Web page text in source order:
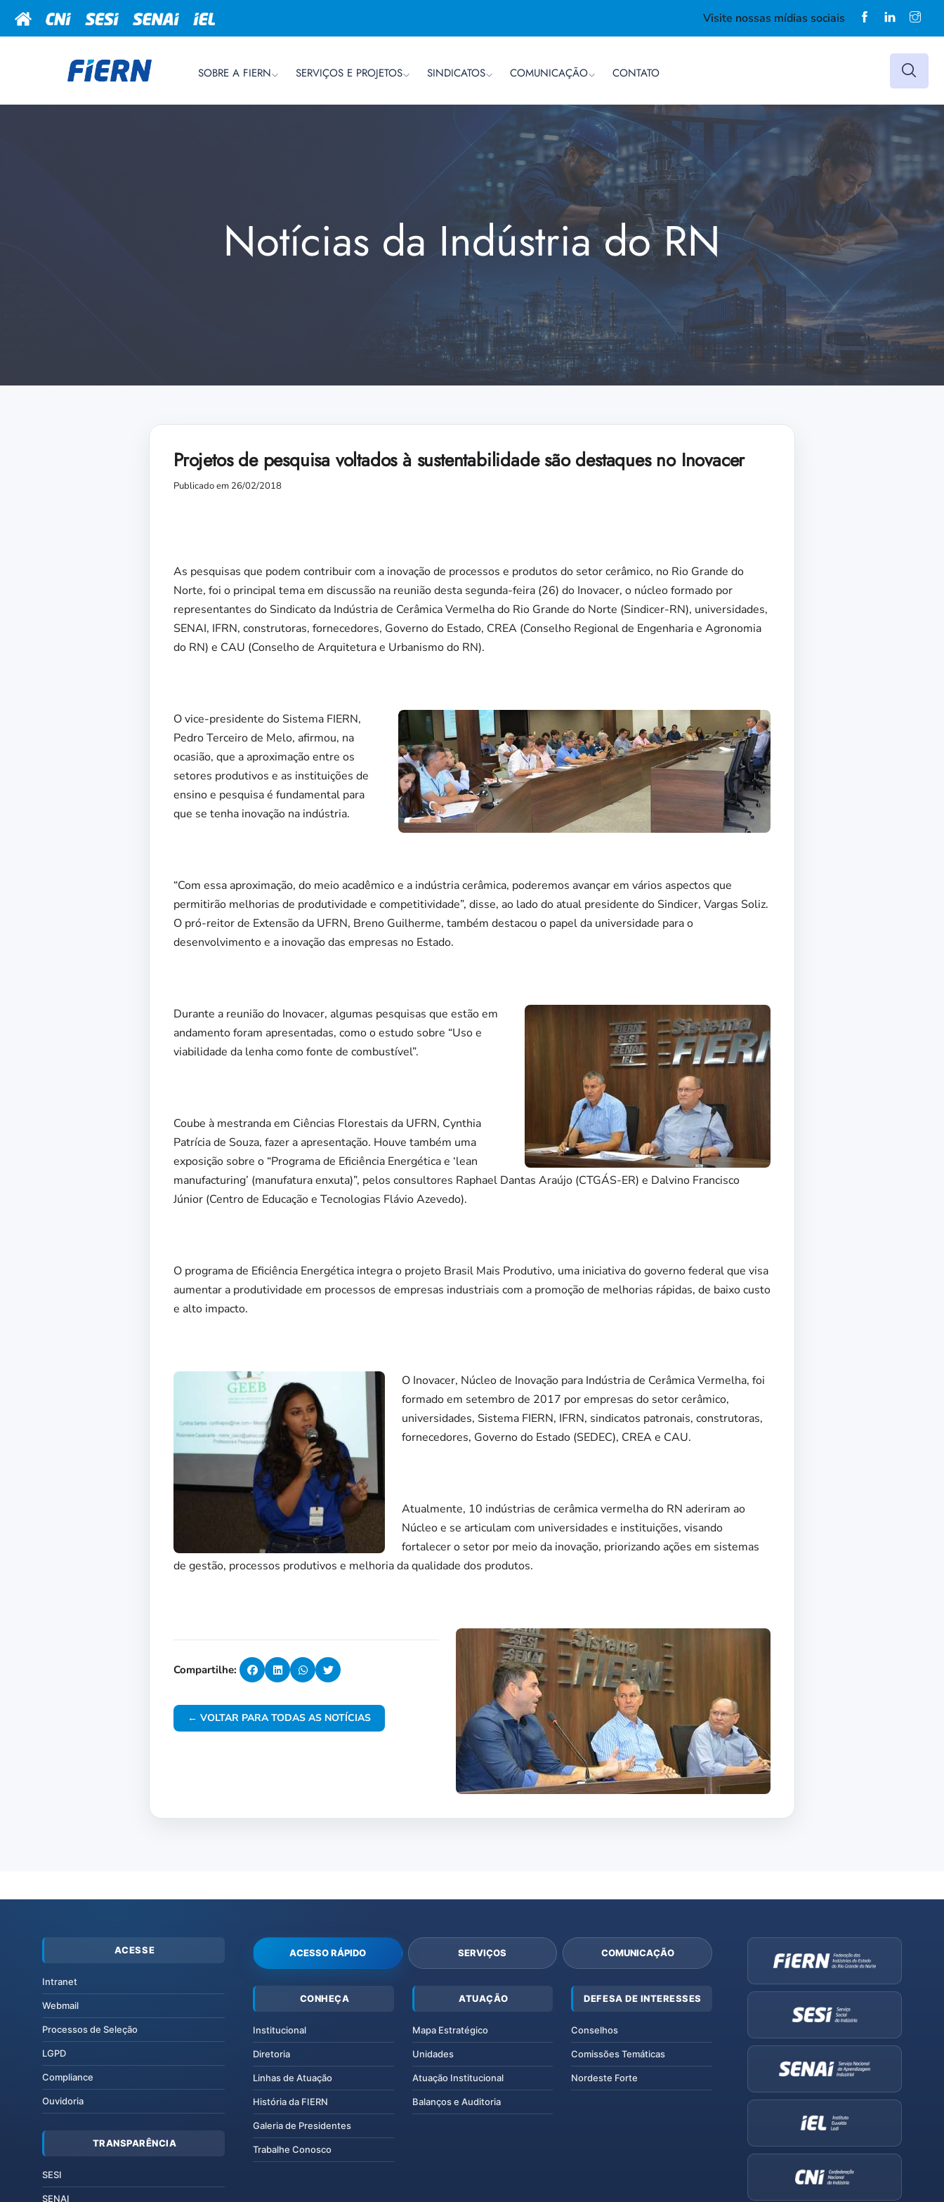
Visite nossas mídias sociais
SOBRE A FIERN SERVIÇOS E PROJETOS SINDICATOS COMUNICAÇÃO CONTATO
Notícias da Indústria do RN
Projetos de pesquisa voltados à sustentabilidade são destaques no Inovacer
Publicado em 26/02/2018
As pesquisas que podem contribuir com a inovação de processos e produtos do setor cerâmico, no Rio Grande do
Norte, foi o principal tema em discussão na reunião desta segunda-feira (26) do Inovacer, o núcleo formado por
representantes do Sindicato da Indústria de Cerâmica Vermelha do Rio Grande do Norte (Sindicer-RN), universidades,
SENAI, IFRN, construtoras, fornecedores, Governo do Estado, CREA (Conselho Regional de Engenharia e Agronomia
do RN) e CAU (Conselho de Arquitetura e Urbanismo do RN).
O vice-presidente do Sistema FIERN,
Pedro Terceiro de Melo, afirmou, na
ocasião, que a aproximação entre os
setores produtivos e as instituições de
ensino e pesquisa é fundamental para
que se tenha inovação na indústria.
“Com essa aproximação, do meio acadêmico e a indústria cerâmica, poderemos avançar em vários aspectos que
permitirão melhorias de produtividade e competitividade”, disse, ao lado do atual presidente do Sindicer, Vargas Soliz.
O pró-reitor de Extensão da UFRN, Breno Guilherme, também destacou o papel da universidade para o
desenvolvimento e a inovação das empresas no Estado.
Durante a reunião do Inovacer, algumas pesquisas que estão em
andamento foram apresentadas, como o estudo sobre “Uso e
viabilidade da lenha como fonte de combustível”.
Coube à mestranda em Ciências Florestais da UFRN, Cynthia
Patrícia de Souza, fazer a apresentação. Houve também uma
exposição sobre o “Programa de Eficiência Energética e ‘lean
manufacturing’ (manufatura enxuta)”, pelos consultores Raphael Dantas Araújo (CTGÁS-ER) e Dalvino Francisco
Júnior (Centro de Educação e Tecnologias Flávio Azevedo).
O programa de Eficiência Energética integra o projeto Brasil Mais Produtivo, uma iniciativa do governo federal que visa
aumentar a produtividade em processos de empresas industriais com a promoção de melhorias rápidas, de baixo custo
e alto impacto.
O Inovacer, Núcleo de Inovação para Indústria de Cerâmica Vermelha, foi
formado em setembro de 2017 por empresas do setor cerâmico,
universidades, Sistema FIERN, IFRN, sindicatos patronais, construtoras,
fornecedores, Governo do Estado (SEDEC), CREA e CAU.
Atualmente, 10 indústrias de cerâmica vermelha do RN aderiram ao
Núcleo e se articulam com universidades e instituições, visando
fortalecer o setor por meio da inovação, priorizando ações em sistemas
de gestão, processos produtivos e melhoria da qualidade dos produtos.
Compartilhe:
← VOLTAR PARA TODAS AS NOTÍCIAS
ACESSE
Intranet
Webmail
Processos de Seleção
LGPD
Compliance
Ouvidoria
TRANSPARÊNCIA
SESI
SENAI
ACESSO RÁPIDO SERVIÇOS COMUNICAÇÃO
CONHEÇA
Institucional
Diretoria
Linhas de Atuação
História da FIERN
Galeria de Presidentes
Trabalhe Conosco
ATUAÇÃO
Mapa Estratégico
Unidades
Atuação Institucional
Balanços e Auditoria
DEFESA DE INTERESSES
Conselhos
Comissões Temáticas
Nordeste Forte